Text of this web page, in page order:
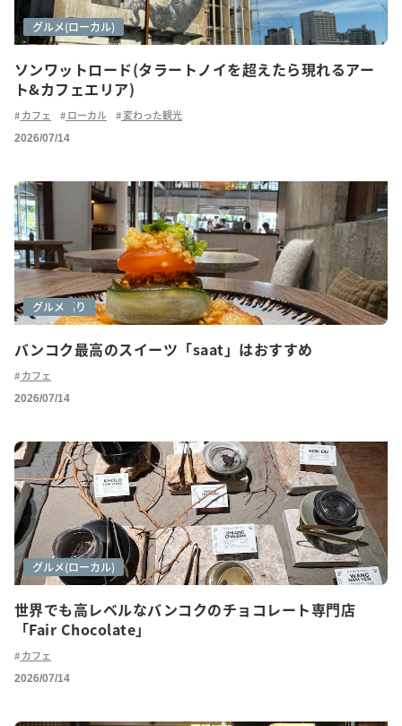
ソンワットロード(タラートノイを超えたら現れるアー
ト&カフェエリア)
アートシーン
グルメ
グルメ(ローカル)
カフェ ローカル 変わった観光
2026/07/14
バンコク最高のスイーツ「saat」はおすすめ
カフェ巡り
グルメ
カフェ
2026/07/14
世界でも高レベルなバンコクのチョコレート専門店
「Fair Chocolate」
カフェ巡り
グルメ(ローカル)
カフェ
2026/07/14